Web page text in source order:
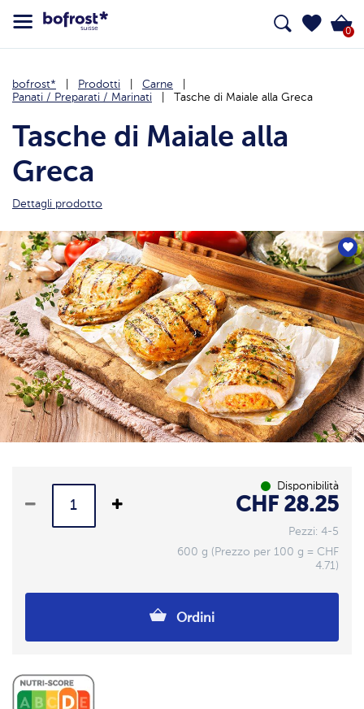
0
bofrost* Prodotti
Carne
Panati / Preparati / Marinati
Tasche di Maiale alla Greca
Tasche di Maiale alla
Greca
Dettagli prodotto
Disponibilità
CHF 28.25
Pezzi: 4-5
600 g (Prezzo per 100 g = CHF
4.71)
Ordini